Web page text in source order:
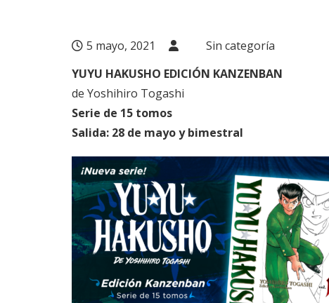
5 mayo, 2021
Sin categoría
YUYU HAKUSHO EDICIÓN KANZENBAN
de Yoshihiro Togashi
Serie de 15 tomos
Salida: 28 de mayo y bimestral